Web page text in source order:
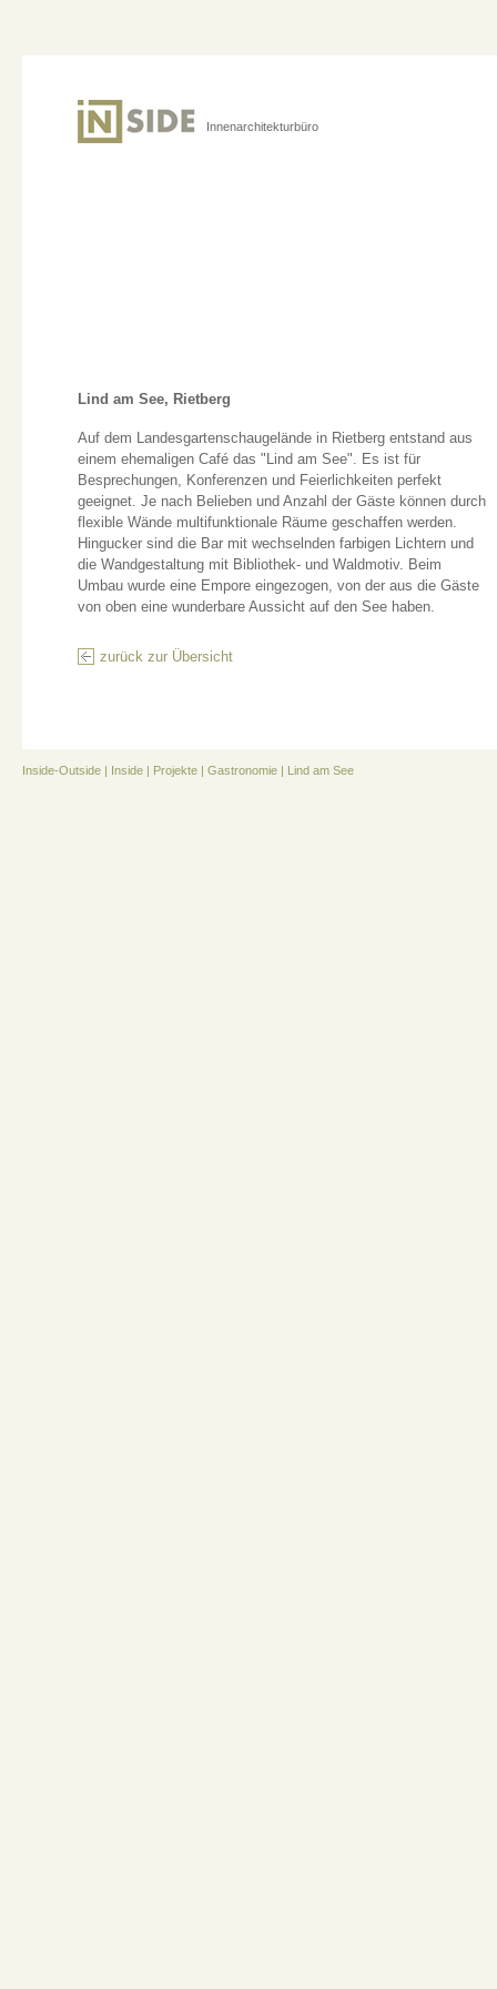
Innenarchitekturbüro
Lind am See, Rietberg
Auf dem Landesgartenschaugelände in Rietberg entstand aus
einem ehemaligen Café das "Lind am See". Es ist für
Besprechungen, Konferenzen und Feierlichkeiten perfekt
geeignet. Je nach Belieben und Anzahl der Gäste können durch
flexible Wände multifunktionale Räume geschaffen werden.
Hingucker sind die Bar mit wechselnden farbigen Lichtern und
die Wandgestaltung mit Bibliothek- und Waldmotiv. Beim
Umbau wurde eine Empore eingezogen, von der aus die Gäste
von oben eine wunderbare Aussicht auf den See haben.
zurück zur Übersicht
Inside-Outside | Inside | Projekte | Gastronomie | Lind am See